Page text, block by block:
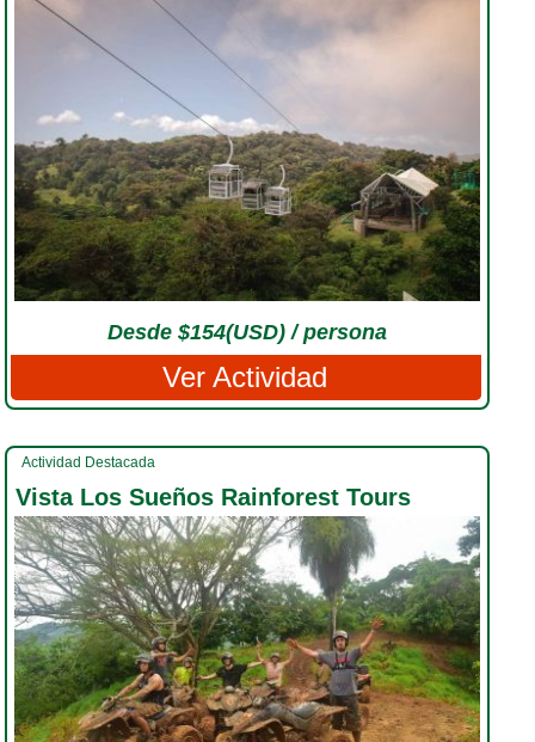
Desde $154(USD) / persona
Ver Actividad
Actividad Destacada
Vista Los Sueños Rainforest Tours